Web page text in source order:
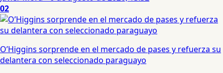
02
O’Higgins sorprende en el mercado de pases y refuerza su
delantera con seleccionado paraguayo